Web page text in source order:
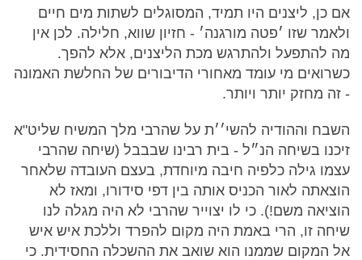
אם כן, ליצנים היו תמיד, המסוגלים לשתות מים חיים
ולאמר שזו ׳פטה מורגנה׳ - חזיון שווא, חלילה. לכן אין
מה להתפעל ולהתרגש מכת הליצנים, אלא להפך.
כשרואים מי עומד מאחורי הדיבורים של החלשת האמונה
- זה מחזק יותר ויותר.
השבח וההודיה להשי׳׳ת על שהרבי מלך המשיח שליט"א
זיכנו בשיחה הנ״ל - בית רבינו שבבבל (שיחה שהרבי
עצמו גילה כלפיה חיבה מיוחדת, בעצם העובדה שלאחר
הוצאתה לאור הכניס אותה בין דפי סידורו, ומאז לא
הוציאה משם!). כי לו יצוייר שהרבי לא היה מגלה לנו
שיחה זו, הרי באמת היה מקום להפרד וללכת איש איש
אל המקום שממנו הוא שואב את ההשכלה החסידית. כי